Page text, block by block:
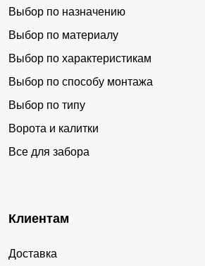
Выбор по назначению
Выбор по материалу
Выбор по характеристикам
Выбор по способу монтажа
Выбор по типу
Ворота и калитки
Все для забора
Клиентам
Доставка